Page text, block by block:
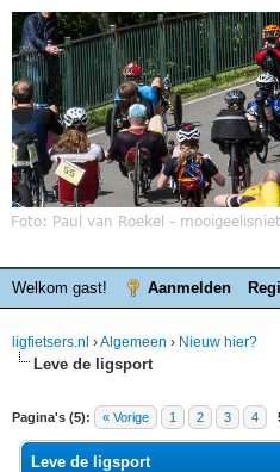
Welkom gast! Aanmelden
ligfietsers.nl ›Algemeen › Nieuw hier?
Leve de ligsport
Pagina's (5): « Vorige 1 2 3 4
waardering is 0
Leve de ligsport